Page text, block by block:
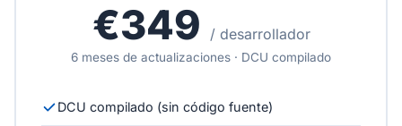
€349 / desarrollador
6 meses de actualizaciones · DCU compilado
DCU compilado (sin código fuente)